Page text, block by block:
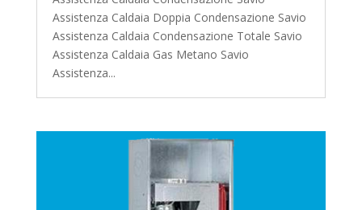
Assistenza Caldaia Doppia Condensazione Savio
Assistenza Caldaia Condensazione Totale Savio
Assistenza Caldaia Gas Metano Savio
Assistenza...